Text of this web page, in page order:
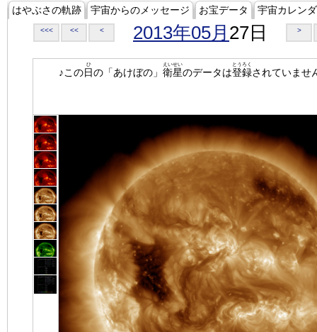
はやぶさの軌跡 宇宙からのメッセージ お宝データ 宇宙カレン
<<< << < 2013年05月 27日 >
♪この日
ひ
の「あけぼの」 衛星
えいせい
のデータは登録
とうろく
されていませ